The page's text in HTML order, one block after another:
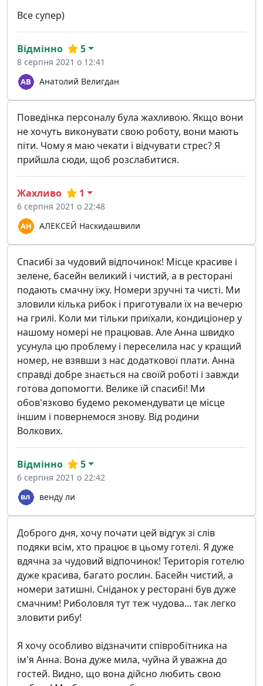
Все супер)
Анатолий Велигдан
Відмінно 5
8 серпня 2021 о 12:41
Поведінка персоналу була жахливою. Якщо вони
не хочуть виконувати свою роботу, вони мають
піти. Чому я маю чекати і відчувати стрес? Я
прийшла сюди, щоб розслабитися.
АЛЕКСЕЙ Наскидашвили
Жахливо 1
6 серпня 2021 о 22:48
Спасибі за чудовий відпочинок! Місце красиве і
зелене, басейн великий і чистий, а в ресторані
подають смачну їжу. Номери зручні та чисті. Ми
зловили кілька рибок і приготували їх на вечерю
на грилі. Коли ми тільки приїхали, кондиціонер у
нашому номері не працював. Але Анна швидко
усунула цю проблему і переселила нас у кращий
номер, не взявши з нас додаткової плати. Анна
справді добре знається на своїй роботі і завжди
готова допомогти. Велике їй спасибі! Ми
обов'язково будемо рекомендувати це місце
іншим і повернемося знову. Від родини
Волкових.
венду ли
Відмінно 5
6 серпня 2021 о 22:42
Доброго дня, хочу почати цей відгук зі слів
подяки всім, хто працює в цьому готелі. Я дуже
вдячна за чудовий відпочинок! Територія готелю
дуже красива, багато рослин. Басейн чистий, а
номери затишні. Сніданок у ресторані був дуже
смачним! Риболовля тут теж чудова... так легко
зловити рибу!
Я хочу особливо відзначити співробітника на
ім'я Анна. Вона дуже мила, чуйна й уважна до
гостей. Видно, що вона дійсно любить свою